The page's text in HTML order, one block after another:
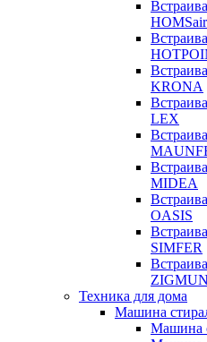
HOMSair
KRONA
LEX
MIDEA
OASIS
SIMFER
Техника для дома
Машина
Машина